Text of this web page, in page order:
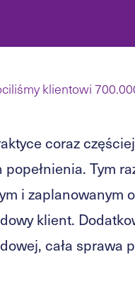
klientowi
coraz
Tym
i zaplanowanym
klient.
cała sprawa